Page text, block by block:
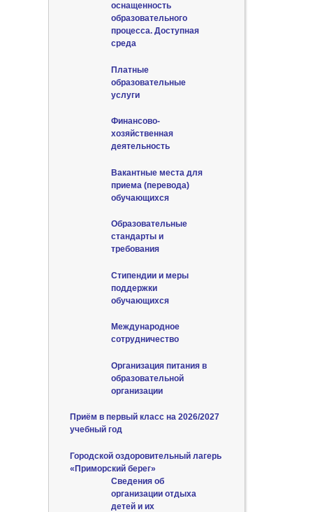
оснащенность
образовательного
процесса. Доступная
среда
Платные
образовательные
услуги
Финансово-
хозяйственная
деятельность
Вакантные места для
приема (перевода)
обучающихся
Образовательные
стандарты и
требования
Стипендии и меры
поддержки
обучающихся
Международное
сотрудничество
Организация питания в
образовательной
организации
Приём в первый класс на 2026/2027
учебный год
Городской оздоровительный лагерь
«Приморский берег»
Сведения об
организации отдыха
детей и их